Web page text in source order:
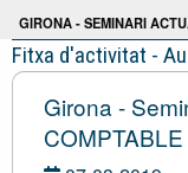
GIRONA - SEMINARI
Fitxa d'activitat -
Girona -